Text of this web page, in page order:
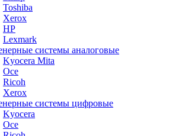
Toshiba
Xerox
HP
Lexmark
системы аналоговые
Kyocera Mita
Oce
Ricoh
Xerox
системы цифровые
Kyocera
Oce